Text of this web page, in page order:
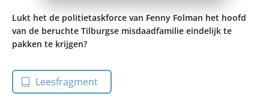
Lukt het de politietaskforce van Fenny Folman het hoofd
van de beruchte Tilburgse misdaadfamilie eindelijk te
pakken te krijgen?
Leesfragment